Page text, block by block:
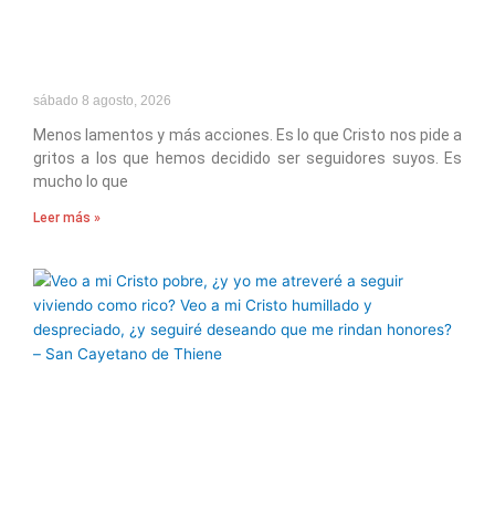
sábado 8 agosto, 2026
Menos lamentos y más acciones. Es lo que Cristo nos pide a
gritos a los que hemos decidido ser seguidores suyos. Es
mucho lo que
Leer más »